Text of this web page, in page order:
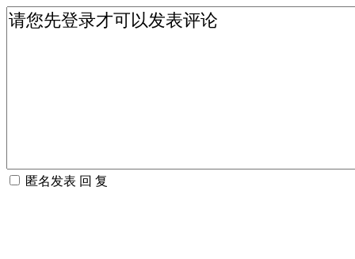
匿名发表 回 复